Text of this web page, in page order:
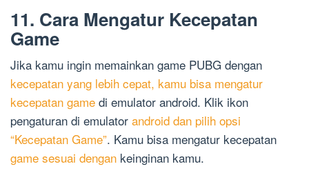
11. Cara Mengatur Kecepatan
Game
Jika kamu ingin memainkan game PUBG dengan
kecepatan yang lebih cepat, kamu bisa mengatur
kecepatan game di emulator android. Klik ikon
pengaturan di emulator android dan pilih opsi
“Kecepatan Game”. Kamu bisa mengatur kecepatan
game sesuai dengan keinginan kamu.